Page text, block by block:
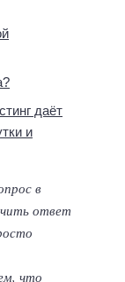
даёт
и
в
ответ
что